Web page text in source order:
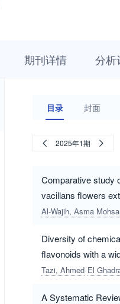
期刊详情 分析
目录 封面
2025年1期
Comparative study
vacillans flowers
Al-Wajih, Asma
Diversity of
flavonoids with a
Tazi, Ahmed El
A Systematic